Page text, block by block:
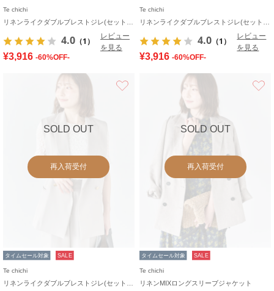
Te chichi
4.0 （1）
レビュー
を見る
¥3,916 -60%OFF-
Te chichi
4.0 （1）
レビュー
を見る
¥3,916 -60%OFF-
SOLD OUT
再入荷受付
タイムセール対象 SALE
Te chichi
SOLD OUT
再入荷受付
タイムセール対象 SALE
Te chichi
リネンMIXロングスリーブジャケット